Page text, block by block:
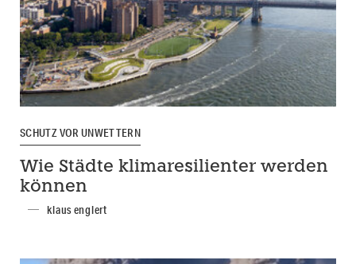
SCHUTZ VOR UNWETTERN
Wie Städte klimaresilienter werden
können
klaus englert